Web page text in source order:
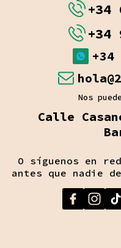
+34
+34
+34
Nos
Calle
O síguenos en
antes que nadie